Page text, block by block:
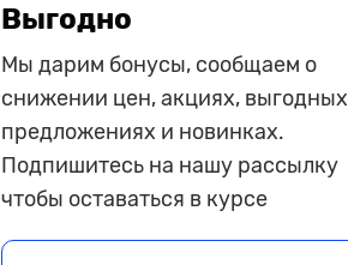
Выгодно
Мы дарим бонусы, сообщаем о
снижении цен, акциях, выгодных
предложениях и новинках.
Подпишитесь на нашу рассылку
чтобы оставаться в курсе